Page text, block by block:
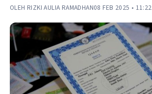
OLEH RIZKI AULIA RAMADHAN08 FEB 2025 • 11:22